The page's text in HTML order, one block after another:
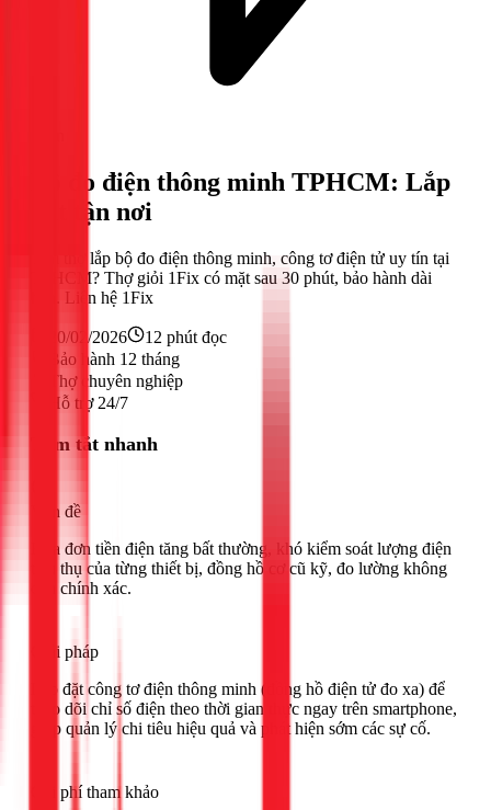
Bộ đo điện thông minh TPHCM: Lắp
đặt tận nơi
Tìm thợ lắp bộ đo điện thông minh, công tơ điện tử uy tín tại
TPHCM? Thợ giỏi 1Fix có mặt sau 30 phút, bảo hành dài
hạn. Liên hệ 1Fix
20/02/2026 12 phút đọc
Bảo hành 12 tháng
Thợ chuyên nghiệp
Hỗ trợ 24/7
Tóm tắt nhanh
Vấn đề
Hóa đơn tiền điện tăng bất thường, khó kiểm soát lượng điện
tiêu thụ của từng thiết bị, đồng hồ cơ cũ kỹ, đo lường không
còn chính xác.
Giải pháp
Lắp đặt công tơ điện thông minh (đồng hồ điện tử đo xa) để
theo dõi chỉ số điện theo thời gian thực ngay trên smartphone,
giúp quản lý chi tiêu hiệu quả và phát hiện sớm các sự cố.
Chi phí tham khảo